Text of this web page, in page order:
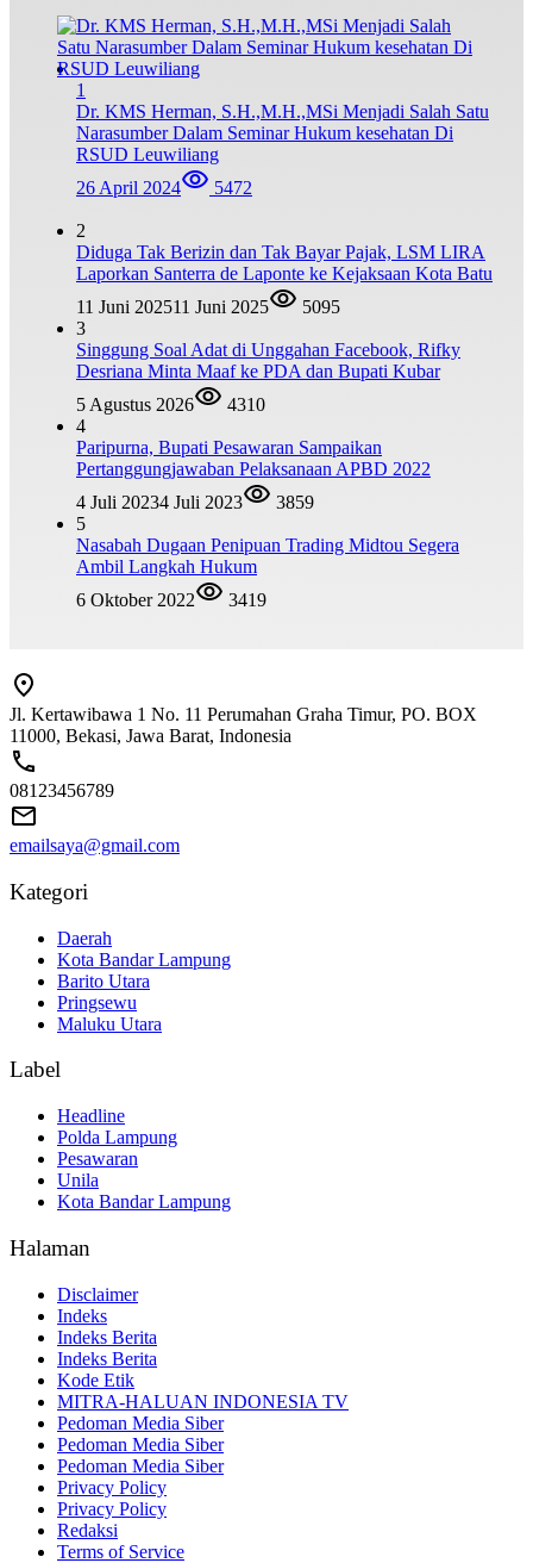
1
Dr. KMS Herman, S.H.,M.H.,MSi Menjadi Salah Satu
Narasumber Dalam Seminar Hukum kesehatan Di
RSUD Leuwiliang
26 April 2024
5472
2
Diduga Tak Berizin dan Tak Bayar Pajak, LSM LIRA
Laporkan Santerra de Laponte ke Kejaksaan Kota Batu
11 Juni 202511 Juni 2025
5095
3
Singgung Soal Adat di Unggahan Facebook, Rifky
Desriana Minta Maaf ke PDA dan Bupati Kubar
5 Agustus 2026
4310
4
Paripurna, Bupati Pesawaran Sampaikan
Pertanggungjawaban Pelaksanaan APBD 2022
4 Juli 20234 Juli 2023
3859
5
Nasabah Dugaan Penipuan Trading Midtou Segera
Ambil Langkah Hukum
6 Oktober 2022
3419
Jl. Kertawibawa 1 No. 11 Perumahan Graha Timur, PO. BOX
11000, Bekasi, Jawa Barat, Indonesia
08123456789
emailsaya@gmail.com
Kategori
Daerah
Kota Bandar Lampung
Barito Utara
Pringsewu
Maluku Utara
Label
Headline
Polda Lampung
Pesawaran
Unila
Kota Bandar Lampung
Halaman
Disclaimer
Indeks
Indeks Berita
Indeks Berita
Kode Etik
MITRA-HALUAN INDONESIA TV
Pedoman Media Siber
Pedoman Media Siber
Pedoman Media Siber
Privacy Policy
Privacy Policy
Redaksi
Terms of Service